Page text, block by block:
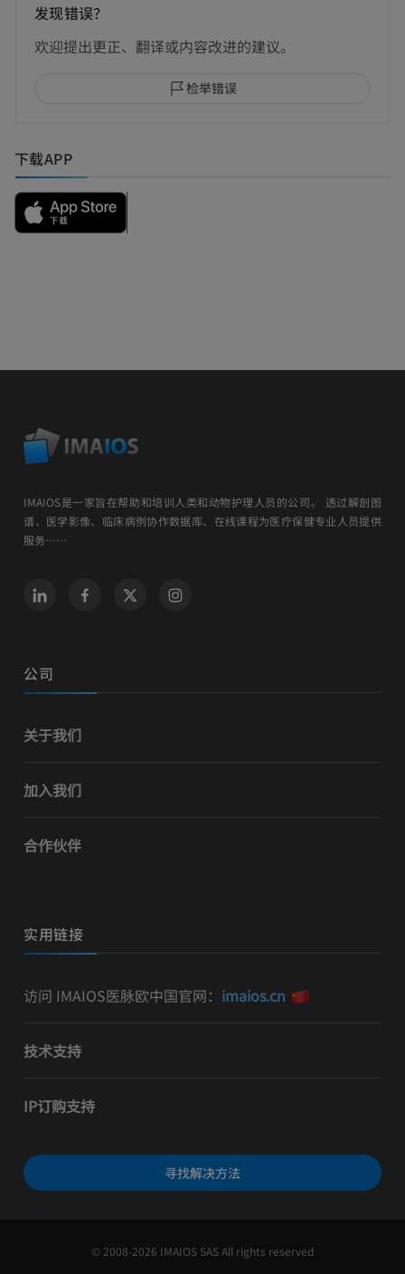
发现错误？
欢迎提出更正、翻译或内容改进的建议。
检举错误
下载APP
IMAIOS是一家旨在帮助和培训人类和动物护理人员的公司。 透过解剖图
谱、医学影像、临床病例协作数据库、在线课程为医疗保健专业人员提供
服务……
公司
关于我们
加入我们
合作伙伴
实用链接
访问 IMAIOS医脉欧中国官网： imaios.cn
技术支持
IP订购支持
寻找解决方法
© 2008-2026 IMAIOS SAS All rights reserved